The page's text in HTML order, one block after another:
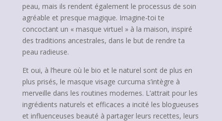
peau, mais ils rendent également le processus de soin
agréable et presque magique. Imagine-toi te
concoctant un « masque virtuel » à la maison, inspiré
des traditions ancestrales, dans le but de rendre ta
peau radieuse.
Et oui, à l’heure où le bio et le naturel sont de plus en
plus prisés, le masque visage curcuma s’intègre à
merveille dans les routines modernes. L’attrait pour les
ingrédients naturels et efficaces a incité les blogueuses
et influenceuses beauté à partager leurs recettes, leurs